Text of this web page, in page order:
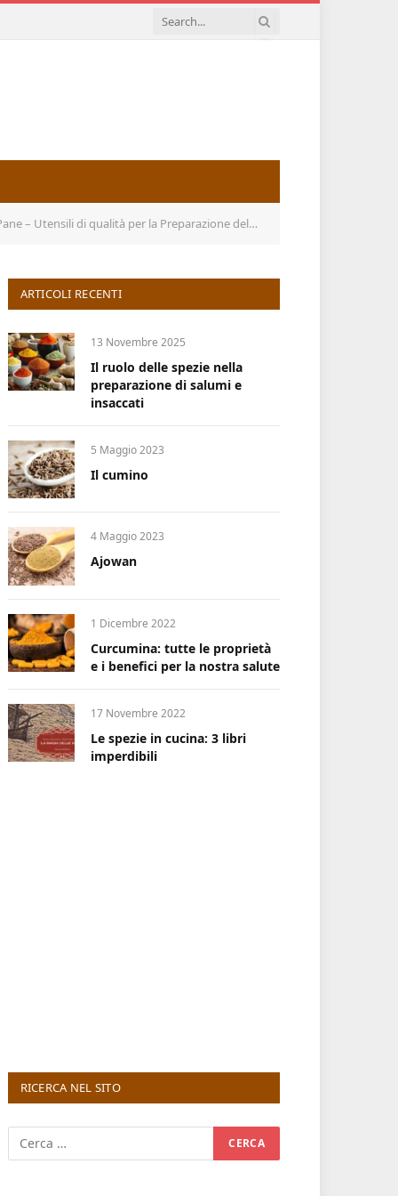
di qualità per la Preparazione del Pane a Casa
ARTICOLI RECENTI
13 Novembre 2025
Il ruolo delle spezie nella
preparazione di salumi e
insaccati
5 Maggio 2023
Il cumino
4 Maggio 2023
Ajowan
1 Dicembre 2022
Curcumina: tutte le proprietà
e i benefici per la nostra salute
17 Novembre 2022
Le spezie in cucina: 3 libri
imperdibili
RICERCA NEL SITO